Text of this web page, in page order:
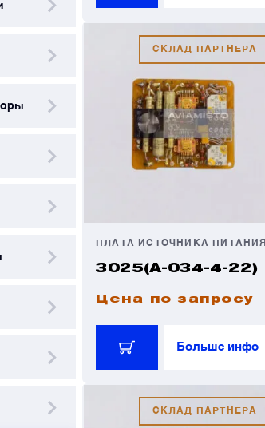
СКЛАД ПАРТНЕРА
ПЛАТА ИСТОЧНИКА ПИТАНИЯ
3025(А-034-4-22)
Цена по запросу
Больше инфо
СКЛАД ПАРТНЕРА